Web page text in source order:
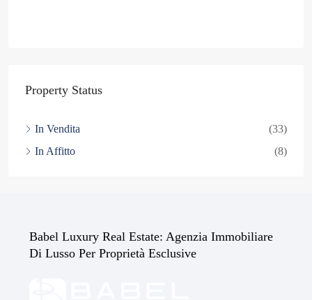
Property Status
In Vendita
(33)
In Affitto
(8)
Babel Luxury Real Estate: Agenzia Immobiliare
Di Lusso Per Proprietà Esclusive